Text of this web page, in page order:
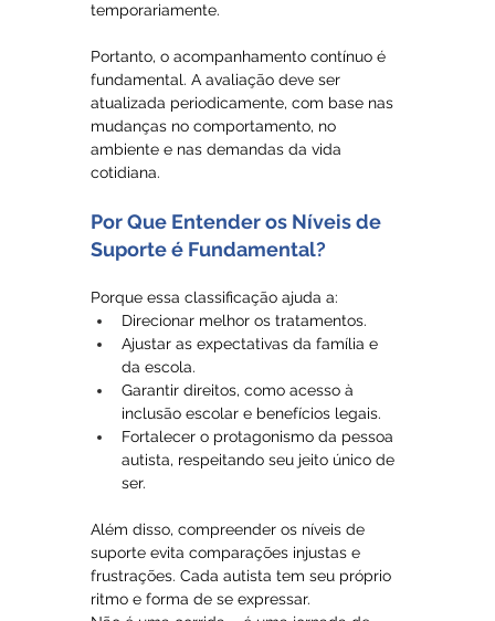
temporariamente.
Portanto, o acompanhamento contínuo é
fundamental. A avaliação deve ser
atualizada periodicamente, com base nas
mudanças no comportamento, no
ambiente e nas demandas da vida
cotidiana.
Por Que Entender os Níveis de
Suporte é Fundamental?
Porque essa classificação ajuda a:
Direcionar melhor os tratamentos.
Ajustar as expectativas da família e
da escola.
Garantir direitos, como acesso à
inclusão escolar e benefícios legais.
Fortalecer o protagonismo da pessoa
autista, respeitando seu jeito único de
ser.
Além disso, compreender os níveis de
suporte evita comparações injustas e
frustrações. Cada autista tem seu próprio
ritmo e forma de se expressar.